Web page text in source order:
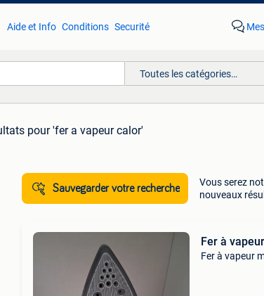
Aide et Info Conditions Securité
Toutes les catégories…
pour 'fer a vapeur calor'
Sauvegarder votre recherche
Vous serez
nouveaux
Fer à
Fer à vapeur